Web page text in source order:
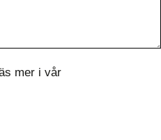
mer i vår